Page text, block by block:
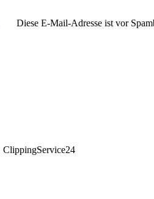
Diese E-Mail-Adresse ist vor
ClippingService24